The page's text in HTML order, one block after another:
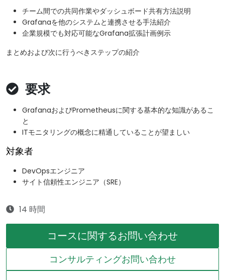
チーム間での共同作業やダッシュボード共有方法説明
Grafanaを他のシステムと連携させる手法紹介
企業規模でも対応可能なGrafana拡張計画例示
まとめおよび次に行うべきステップの紹介
要求
GrafanaおよびPrometheusに関する基本的な知識があるこ
と
ITモニタリングの概念に精通していることが望ましい
対象者
DevOpsエンジニア
サイト信頼性エンジニア（SRE）
14 時間
コースに関するお問い合わせ
コンサルティングお問い合わせ